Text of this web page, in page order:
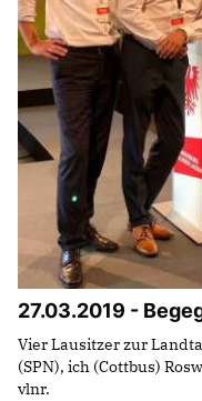
27.03.2019 -
Vier Lausitzer zur
(SPN), ich (Cottbus)
vlnr.